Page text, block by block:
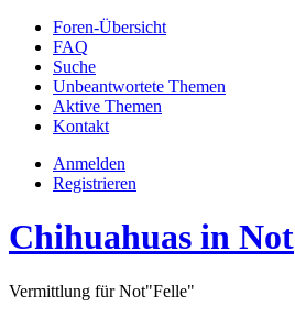
Foren-Übersicht
FAQ
Suche
Unbeantwortete Themen
Aktive Themen
Kontakt
Anmelden
Registrieren
Chihuahuas in Not
Vermittlung für Not"Felle"